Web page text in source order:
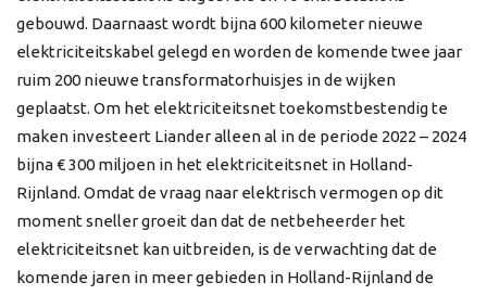
gebouwd. Daarnaast wordt bijna 600 kilometer nieuwe
elektriciteitskabel gelegd en worden de komende twee jaar
ruim 200 nieuwe transformatorhuisjes in de wijken
geplaatst. Om het elektriciteitsnet toekomstbestendig te
maken investeert Liander alleen al in de periode 2022 – 2024
bijna € 300 miljoen in het elektriciteitsnet in Holland-
Rijnland. Omdat de vraag naar elektrisch vermogen op dit
moment sneller groeit dan dat de netbeheerder het
elektriciteitsnet kan uitbreiden, is de verwachting dat de
komende jaren in meer gebieden in Holland-Rijnland de